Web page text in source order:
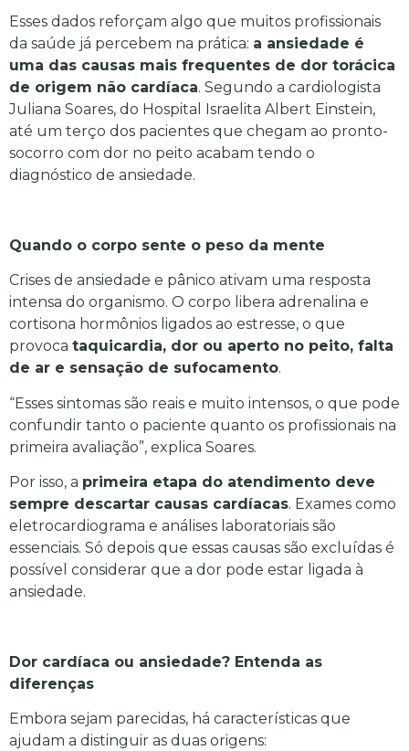
Esses dados reforçam algo que muitos profissionais
da saúde já percebem na prática: a ansiedade é
uma das causas mais frequentes de dor torácica
de origem não cardíaca. Segundo a cardiologista
Juliana Soares, do Hospital Israelita Albert Einstein,
até um terço dos pacientes que chegam ao pronto-
socorro com dor no peito acabam tendo o
diagnóstico de ansiedade.
Quando o corpo sente o peso da mente
Crises de ansiedade e pânico ativam uma resposta
intensa do organismo. O corpo libera adrenalina e
cortisona hormônios ligados ao estresse, o que
provoca taquicardia, dor ou aperto no peito, falta
de ar e sensação de sufocamento.
“Esses sintomas são reais e muito intensos, o que pode
confundir tanto o paciente quanto os profissionais na
primeira avaliação”, explica Soares.
Por isso, a primeira etapa do atendimento deve
sempre descartar causas cardíacas. Exames como
eletrocardiograma e análises laboratoriais são
essenciais. Só depois que essas causas são excluídas é
possível considerar que a dor pode estar ligada à
ansiedade.
Dor cardíaca ou ansiedade? Entenda as
diferenças
Embora sejam parecidas, há características que
ajudam a distinguir as duas origens: